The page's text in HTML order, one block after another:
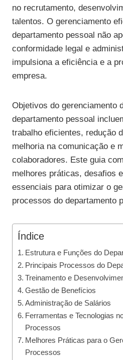
no recrutamento,
talentos. O gerenciamento
departamento pessoal não
conformidade legal e
impulsiona a eficiência e a
empresa.
Objetivos do gerenciamento
departamento pessoal
trabalho eficientes, redução
melhoria na comunicação e
colaboradores. Este guia
melhores práticas, desafios
essenciais para otimizar o
processos do departamento
Índice
Estrutura e Funções do
Principais Processos do
Treinamento e
Gestão de Benefícios
Administração de Salários
Ferramentas e Tecnologias
Processos
Melhores Práticas para o
Processos